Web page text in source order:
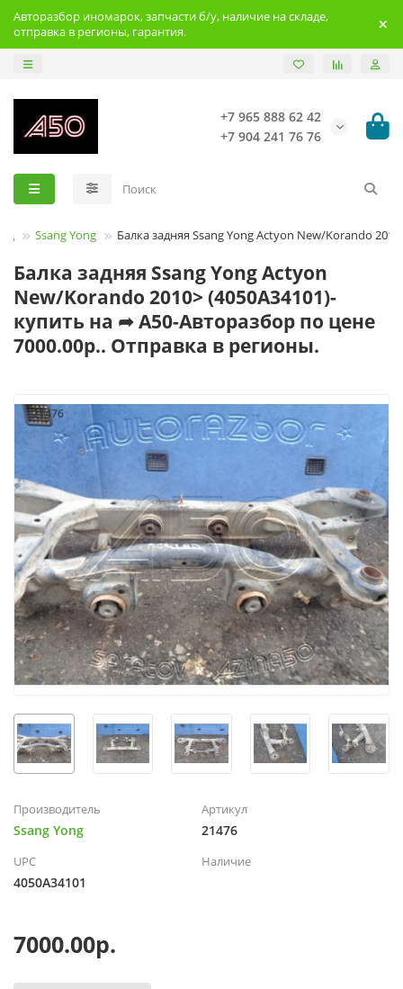
Авторазбор иномарок, запчасти б/у, наличие на складе,
отправка в регионы, гарантия.
+7 965 888 62 42
+7 904 241 76 76
Ssang Yong Балка задняя Ssang Yong Actyon New/Korando
Балка задняя Ssang Yong Actyon
New/Korando 2010> (4050A34101)-
купить на ➦ А50-Авторазбор по цене
7000.00р.. Отправка в регионы.
21476
Производитель
Ssang Yong
Артикул
21476
UPC
4050A34101
Наличие
7000.00р.